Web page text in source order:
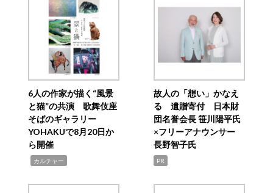
6人の作家が描く“風景
と猫”の共演 歌舞伎座
そばのギャラリー
YOHAKUで8月20日か
ら開催
カルチャー
故人の「想い」かなえ
る 遺贈寄付 日本財
団名誉会長 笹川陽平氏
×フリーアナウンサー
長野智子氏
PR